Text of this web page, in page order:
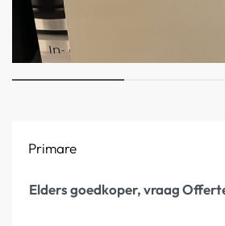
Primare
Elders goedkoper, vraag